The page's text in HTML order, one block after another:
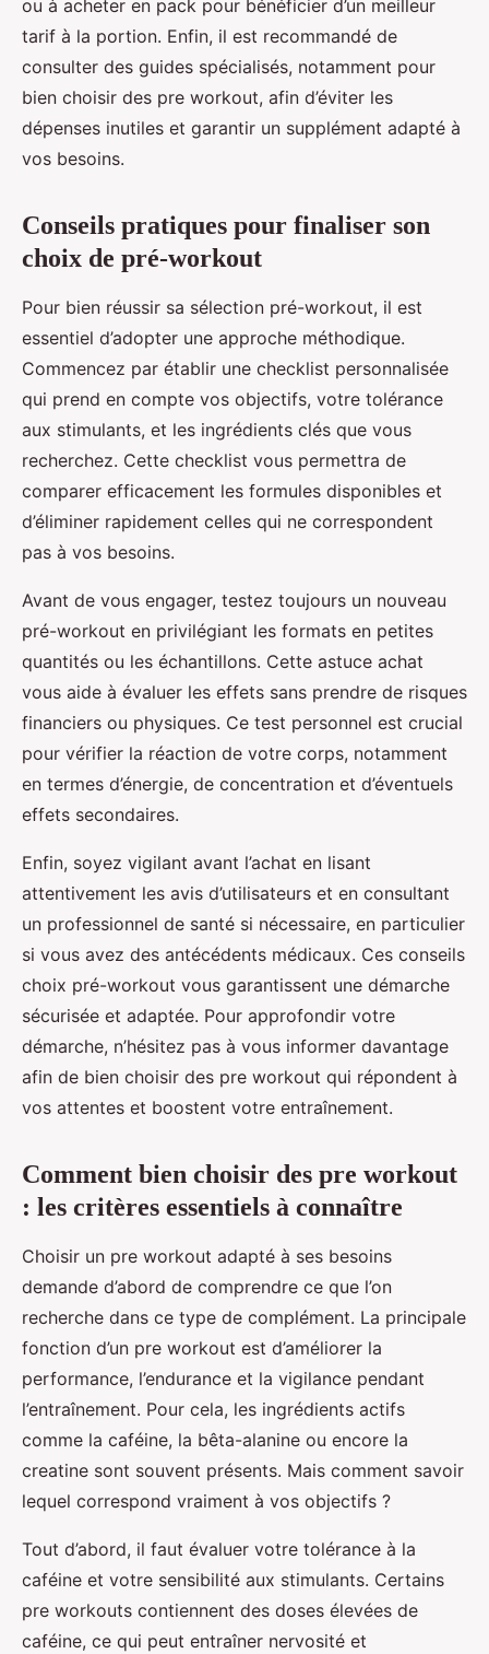
ou à acheter en pack pour bénéficier d’un meilleur
tarif à la portion. Enfin, il est recommandé de
consulter des guides spécialisés, notamment pour
bien choisir des pre workout, afin d’éviter les
dépenses inutiles et garantir un supplément adapté à
vos besoins.
Conseils pratiques pour finaliser son
choix de pré-workout
Pour bien réussir sa sélection pré-workout, il est
essentiel d’adopter une approche méthodique.
Commencez par établir une checklist personnalisée
qui prend en compte vos objectifs, votre tolérance
aux stimulants, et les ingrédients clés que vous
recherchez. Cette checklist vous permettra de
comparer efficacement les formules disponibles et
d’éliminer rapidement celles qui ne correspondent
pas à vos besoins.
Avant de vous engager, testez toujours un nouveau
pré-workout en privilégiant les formats en petites
quantités ou les échantillons. Cette astuce achat
vous aide à évaluer les effets sans prendre de risques
financiers ou physiques. Ce test personnel est crucial
pour vérifier la réaction de votre corps, notamment
en termes d’énergie, de concentration et d’éventuels
effets secondaires.
Enfin, soyez vigilant avant l’achat en lisant
attentivement les avis d’utilisateurs et en consultant
un professionnel de santé si nécessaire, en particulier
si vous avez des antécédents médicaux. Ces conseils
choix pré-workout vous garantissent une démarche
sécurisée et adaptée. Pour approfondir votre
démarche, n’hésitez pas à vous informer davantage
afin de bien choisir des pre workout qui répondent à
vos attentes et boostent votre entraînement.
Comment bien choisir des pre workout
: les critères essentiels à connaître
Choisir un pre workout adapté à ses besoins
demande d’abord de comprendre ce que l’on
recherche dans ce type de complément. La principale
fonction d’un pre workout est d’améliorer la
performance, l’endurance et la vigilance pendant
l’entraînement. Pour cela, les ingrédients actifs
comme la caféine, la bêta-alanine ou encore la
creatine sont souvent présents. Mais comment savoir
lequel correspond vraiment à vos objectifs ?
Tout d’abord, il faut évaluer votre tolérance à la
caféine et votre sensibilité aux stimulants. Certains
pre workouts contiennent des doses élevées de
caféine, ce qui peut entraîner nervosité et